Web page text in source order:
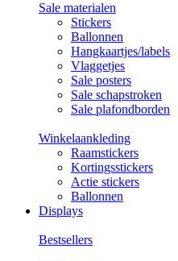
Sale materialen
Stickers
Ballonnen
Hangkaartjes/labels
Vlaggetjes
Sale posters
Sale schapstroken
Sale plafondborden
Winkelaankleding
Raamstickers
Kortingsstickers
Actie stickers
Ballonnen
Displays
Bestsellers